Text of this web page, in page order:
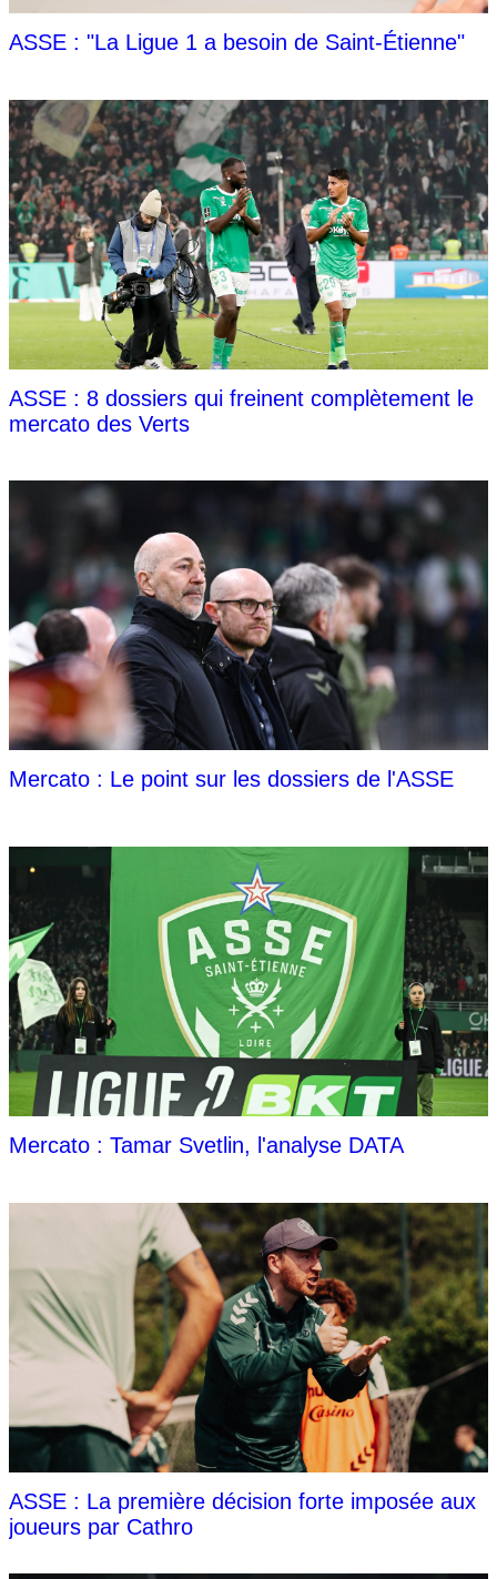
ASSE : "La Ligue 1 a besoin de Saint-Étienne"
ASSE : 8 dossiers qui freinent complètement le
mercato des Verts
Mercato : Le point sur les dossiers de l'ASSE
Mercato : Tamar Svetlin, l'analyse DATA
ASSE : La première décision forte imposée aux
joueurs par Cathro